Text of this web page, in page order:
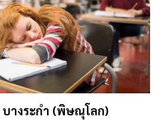
บางระกำ (พิษณุโลก)